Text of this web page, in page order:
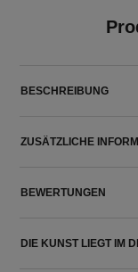
BESCHREIBUNG
ZUSÄTZLICHE
BEWERTUNGEN
DIE KUNST LIEGT IM